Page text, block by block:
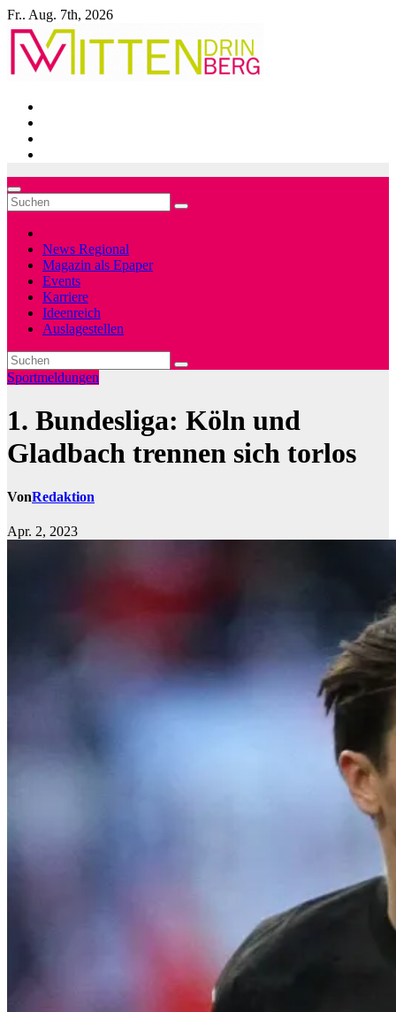
Zum
Inhalt
springen
Fr.. Aug. 7th, 2026
News Regional
Magazin als Epaper
Events
Karriere
Ideenreich
Auslagestellen
Sportmeldungen
1. Bundesliga: Köln und
Gladbach trennen sich torlos
VonRedaktion
Apr. 2, 2023